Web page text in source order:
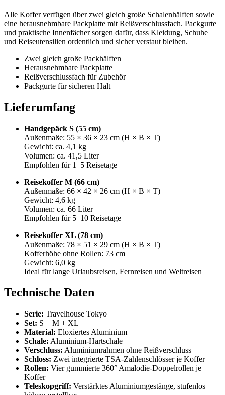
Alle Koffer verfügen über zwei gleich große Schalenhälften sowie
eine herausnehmbare Packplatte mit Reißverschlussfach. Packgurte
und praktische Innenfächer sorgen dafür, dass Kleidung, Schuhe
und Reiseutensilien ordentlich und sicher verstaut bleiben.
Zwei gleich große Packhälften
Herausnehmbare Packplatte
Reißverschlussfach für Zubehör
Packgurte für sicheren Halt
Lieferumfang
Handgepäck S (55 cm)
Außenmaße: 55 × 36 × 23 cm (H × B × T)
Gewicht: ca. 4,1 kg
Volumen: ca. 41,5 Liter
Empfohlen für 1–5 Reisetage
Reisekoffer M (66 cm)
Außenmaße: 66 × 42 × 26 cm (H × B × T)
Gewicht: 4,6 kg
Volumen: ca. 66 Liter
Empfohlen für 5–10 Reisetage
Reisekoffer XL (78 cm)
Außenmaße: 78 × 51 × 29 cm (H × B × T)
Kofferhöhe ohne Rollen: 73 cm
Gewicht: 6,0 kg
Ideal für lange Urlaubsreisen, Fernreisen und Weltreisen
Technische Daten
Serie: Travelhouse Tokyo
Set: S + M + XL
Material: Eloxiertes Aluminium
Schale: Aluminium-Hartschale
Verschluss: Aluminiumrahmen ohne Reißverschluss
Schloss: Zwei integrierte TSA-Zahlenschlösser je Koffer
Rollen: Vier gummierte 360° Amalodie-Doppelrollen je
Koffer
Teleskopgriff: Verstärktes Aluminiumgestänge, stufenlos